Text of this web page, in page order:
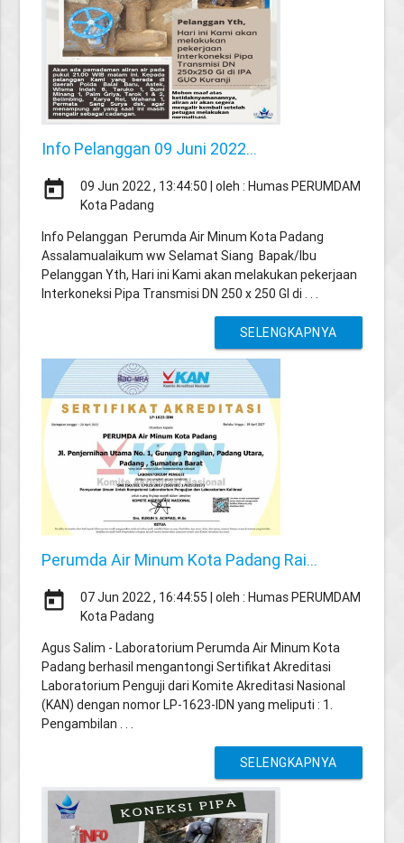
Info Pelanggan 09 Juni 2022...
today
09 Jun 2022 , 13:44:50 | oleh : Humas PERUMDAM
Kota Padang
Info Pelanggan Perumda Air Minum Kota Padang
Assalamualaikum ww Selamat Siang Bapak/Ibu
Pelanggan Yth, Hari ini Kami akan melakukan pekerjaan
Interkoneksi Pipa Transmisi DN 250 x 250 GI di . . .
SELENGKAPNYA
Perumda Air Minum Kota Padang Rai...
today
07 Jun 2022 , 16:44:55 | oleh : Humas PERUMDAM
Kota Padang
Agus Salim - Laboratorium Perumda Air Minum Kota
Padang berhasil mengantongi Sertifikat Akreditasi
Laboratorium Penguji dari Komite Akreditasi Nasional
(KAN) dengan nomor LP-1623-IDN yang meliputi : 1.
Pengambilan . . .
SELENGKAPNYA